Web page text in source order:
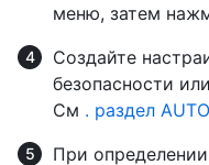
меню, затем
Создайте
безопасности
См . раздел
При